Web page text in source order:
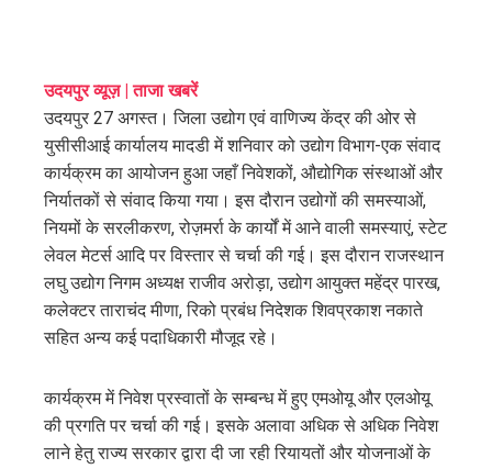
उदयपुर व्यूज़ | ताजा खबरें
उदयपुर 27 अगस्त। जिला उद्योग एवं वाणिज्य केंद्र की ओर से
युसीसीआई कार्यालय मादडी में शनिवार को उद्योग विभाग-एक संवाद
कार्यक्रम का आयोजन हुआ जहाँ निवेशकों, औद्योगिक संस्थाओं और
निर्यातकों से संवाद किया गया। इस दौरान उद्योगों की समस्याओं,
नियमों के सरलीकरण, रोज़मर्रा के कार्यों में आने वाली समस्याएं, स्टेट
लेवल मेटर्स आदि पर विस्तार से चर्चा की गई। इस दौरान राजस्थान
लघु उद्योग निगम अध्यक्ष राजीव अरोड़ा, उद्योग आयुक्त महेंद्र पारख,
कलेक्टर ताराचंद मीणा, रिको प्रबंध निदेशक शिवप्रकाश नकाते
सहित अन्य कई पदाधिकारी मौजूद रहे।
कार्यक्रम में निवेश प्रस्वातों के सम्बन्ध में हुए एमओयू और एलओयू
की प्रगति पर चर्चा की गई। इसके अलावा अधिक से अधिक निवेश
लाने हेतु राज्य सरकार द्वारा दी जा रही रियायतों और योजनाओं के